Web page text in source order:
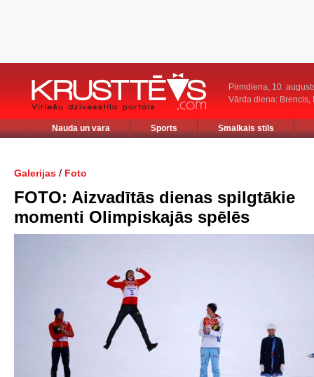
Pirmdiena, 10.
Vārda diena: Brencis,
Nauda un vara Sports Smalkais stils
Galerijas / Foto
FOTO: Aizvadītās dienas spilgtākie
momenti Olimpiskajās spēlēs